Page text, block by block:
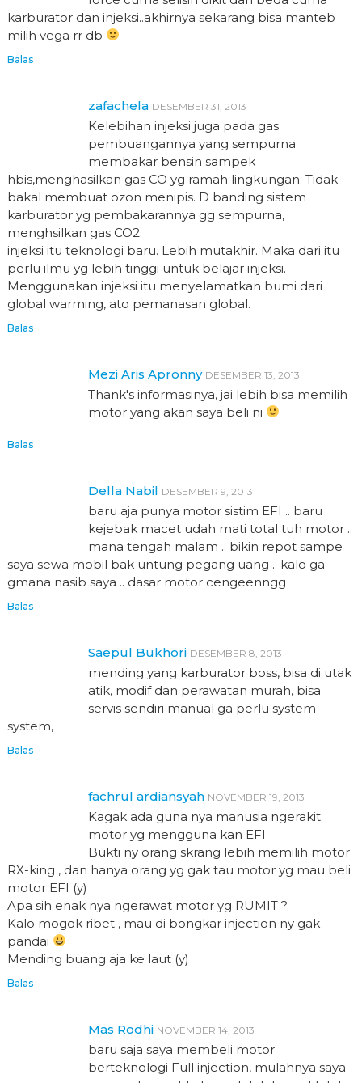
karburator dan injeksi..akhirnya sekarang bisa manteb
milih vega rr db
Balas
zafachela DESEMBER 31, 2013
Kelebihan injeksi juga pada gas
pembuangannya yang sempurna
membakar bensin sampek
hbis,menghasilkan gas CO yg ramah lingkungan. Tidak
bakal membuat ozon menipis. D banding sistem
karburator yg pembakarannya gg sempurna,
menghsilkan gas CO2.
injeksi itu teknologi baru. Lebih mutakhir. Maka dari itu
perlu ilmu yg lebih tinggi untuk belajar injeksi.
Menggunakan injeksi itu menyelamatkan bumi dari
global warming, ato pemanasan global.
Balas
Mezi Aris Apronny DESEMBER 13, 2013
Thank's informasinya, jai lebih bisa memilih
motor yang akan saya beli ni
Balas
Della Nabil DESEMBER 9, 2013
baru aja punya motor sistim EFI .. baru
kejebak macet udah mati total tuh motor ..
mana tengah malam .. bikin repot sampe
saya sewa mobil bak untung pegang uang .. kalo ga
gmana nasib saya .. dasar motor cengeenngg
Balas
Saepul Bukhori DESEMBER 8, 2013
mending yang karburator boss, bisa di utak
atik, modif dan perawatan murah, bisa
servis sendiri manual ga perlu system
system,
Balas
fachrul ardiansyah NOVEMBER 19, 2013
Kagak ada guna nya manusia ngerakit
motor yg mengguna kan EFI
Bukti ny orang skrang lebih memilih motor
RX-king , dan hanya orang yg gak tau motor yg mau beli
motor EFI (y)
Apa sih enak nya ngerawat motor yg RUMIT ?
Kalo mogok ribet , mau di bongkar injection ny gak
pandai
Mending buang aja ke laut (y)
Balas
Mas Rodhi NOVEMBER 14, 2013
baru saja saya membeli motor
berteknologi Full injection, mulahnya saya